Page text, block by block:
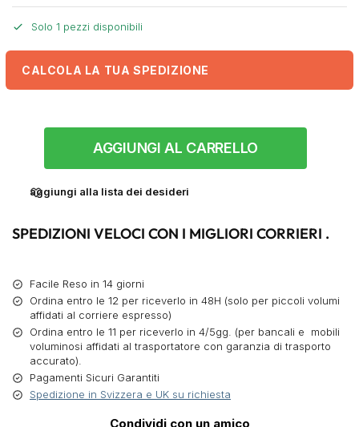
Solo 1 pezzi disponibili
CALCOLA LA TUA SPEDIZIONE
AGGIUNGI AL CARRELLO
aggiungi alla lista dei desideri
SPEDIZIONI VELOCI CON I MIGLIORI CORRIERI .
Facile Reso in 14 giorni
Ordina entro le 12 per riceverlo in 48H (solo per piccoli volumi
affidati al corriere espresso)
Ordina entro le 11 per riceverlo in 4/5gg. (per bancali e mobili
voluminosi affidati al trasportatore con garanzia di trasporto
accurato).
Pagamenti Sicuri Garantiti
Spedizione in Svizzera e UK su richiesta
Condividi con un amico